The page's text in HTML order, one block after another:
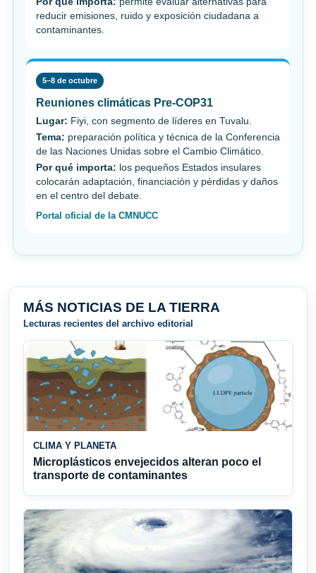
reducir emisiones, ruido y exposición ciudadana a
contaminantes.
5–8 de octubre
Reuniones climáticas Pre-COP31
Lugar: Fiyi, con segmento de líderes en Tuvalu.
Tema: preparación política y técnica de la Conferencia
de las Naciones Unidas sobre el Cambio Climático.
Por qué importa: los pequeños Estados insulares
colocarán adaptación, financiación y pérdidas y daños
en el centro del debate.
Portal oficial de la CMNUCC
MÁS NOTICIAS DE LA TIERRA
Lecturas recientes del archivo editorial
CLIMA Y PLANETA
Microplásticos envejecidos alteran poco el
transporte de contaminantes